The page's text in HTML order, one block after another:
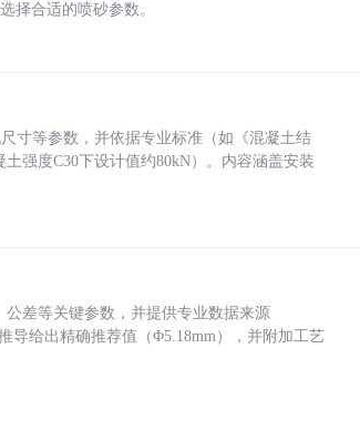
择合适的喷砂参数。
寸等参数，并依据专业标准（如《混凝土结
强度C30下设计值约80kN）。内容涵盖安装
差等关键参数，并提供专业数据来源
导给出精确推荐值（Φ5.18mm），并附加工艺